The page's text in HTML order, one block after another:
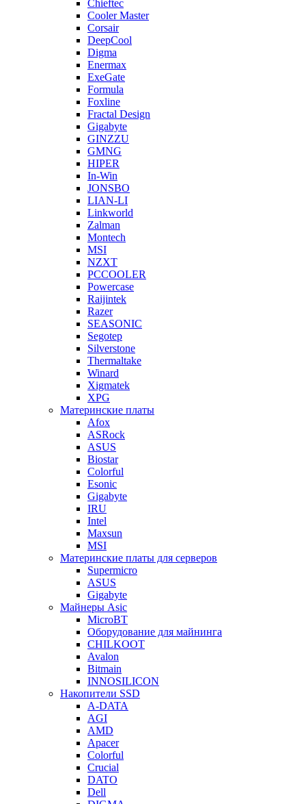
Chieftec
Cooler Master
Corsair
DeepCool
Digma
Enermax
ExeGate
Formula
Foxline
Fractal Design
Gigabyte
GINZZU
GMNG
HIPER
In-Win
JONSBO
LIAN-LI
Linkworld
Zalman
Montech
MSI
NZXT
PCCOOLER
Powercase
Raijintek
Razer
SEASONIC
Segotep
Silverstone
Thermaltake
Winard
Xigmatek
XPG
Материнские платы
Afox
ASRock
ASUS
Biostar
Colorful
Esonic
Gigabyte
IRU
Intel
Maxsun
MSI
Материнские платы для серверов
Supermicro
ASUS
Gigabyte
Майнеры Asic
MicroBT
Оборудование для майнинга
CHILKOOT
Avalon
Bitmain
INNOSILICON
Накопители SSD
A-DATA
AGI
AMD
Apacer
Colorful
Crucial
DATO
Dell